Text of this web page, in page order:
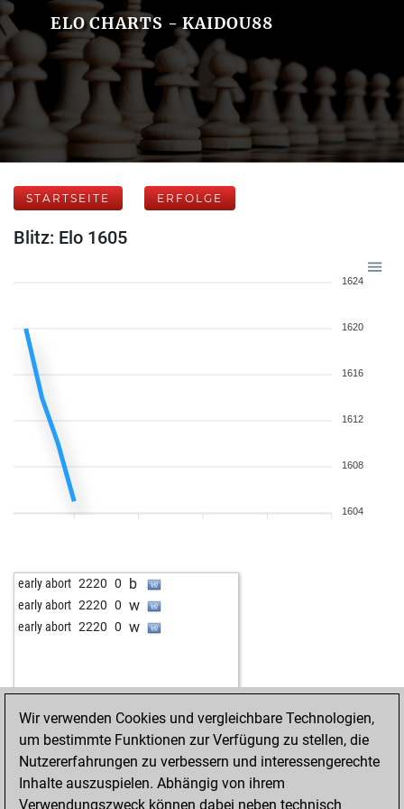
ELO CHARTS - KAIDOU88
STARTSEITE ERFOLGE
Blitz: Elo 1605
1624
1620
1616
1612
1608
1604
early abort 2220 0 b
early abort 2220 0 w
early abort 2220 0 w
Wir verwenden Cookies und vergleichbare Technologien,
um bestimmte Funktionen zur Verfügung zu stellen, die
Nutzererfahrungen zu verbessern und interessengerechte
Inhalte auszuspielen. Abhängig von ihrem
Verwendungszweck können dabei neben technisch